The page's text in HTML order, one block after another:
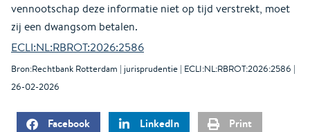
vennootschap deze informatie niet op tijd verstrekt, moet
zij een dwangsom betalen.
ECLI:NL:RBROT:2026:2586
Bron:Rechtbank Rotterdam | jurisprudentie | ECLI:NL:RBROT:2026:2586 |
26-02-2026
Facebook LinkedIn Print